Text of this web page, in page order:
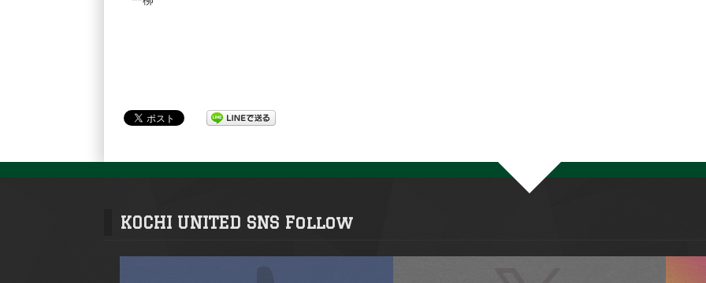
KOCHI UNITED SNS Follow